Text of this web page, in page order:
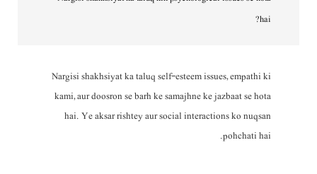
hai?
Nargisi shakhsiyat ka taluq self-esteem issues, empathi ki
kami, aur doosron se barh ke samajhne ke jazbaat se hota
hai. Ye aksar rishtey aur social interactions ko nuqsan
pohchati hai.